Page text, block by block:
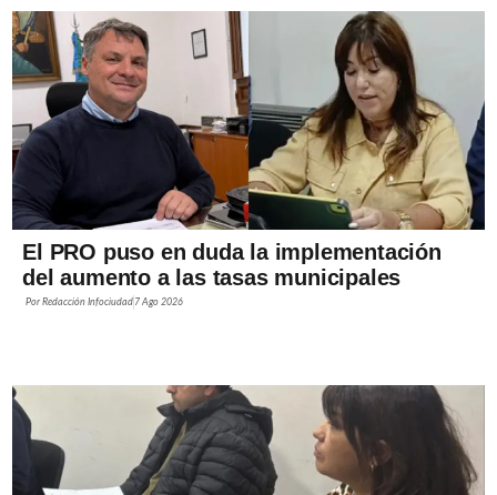
El PRO puso en duda la implementación
del aumento a las tasas municipales
PorRedacción Infociudad 7 Ago 2026